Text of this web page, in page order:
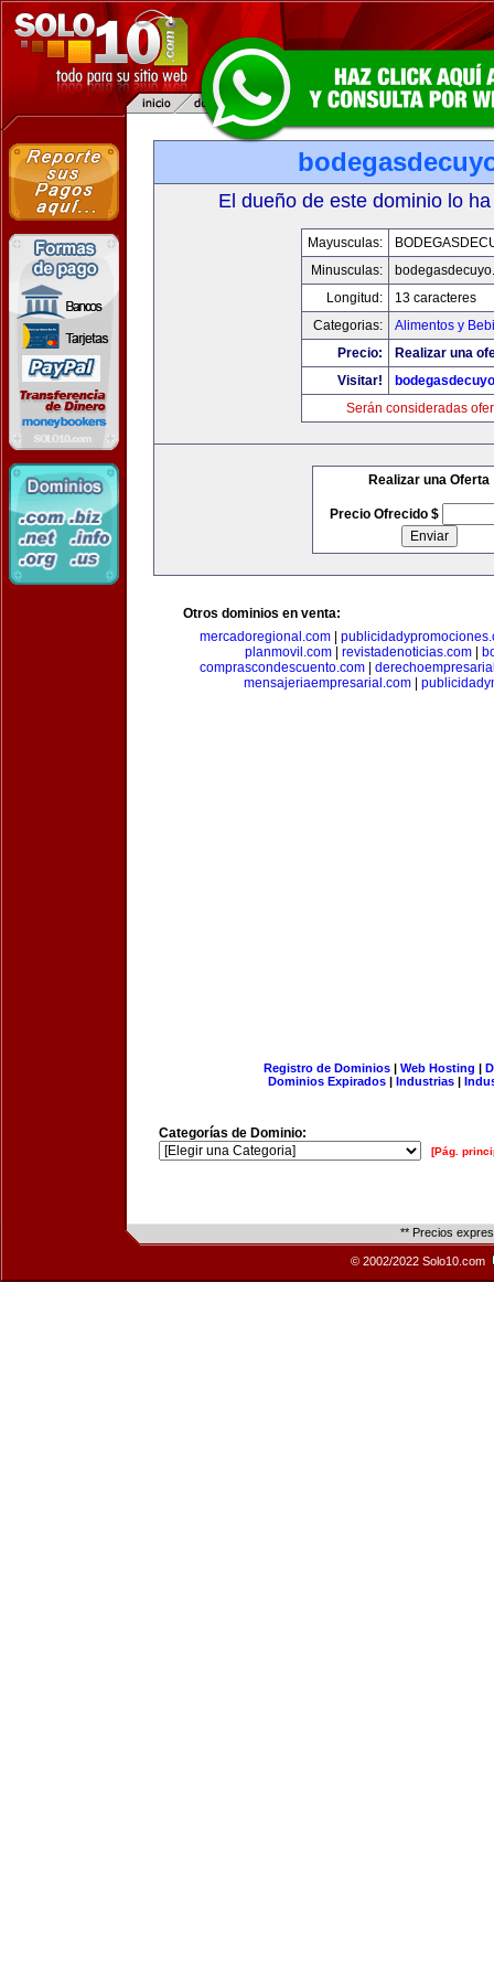
El dueño de este dominio lo
Mayusculas:
Minusculas:
Longitud:
13 caracteres
Categorias:
Alimentos y
Precio:
Realizar una
Visitar!
Serán consideradas
Realizar una Oferta
Precio Ofrecido $
Otros dominios en venta:
mercadoregional.com
planmovil.com| revistadenoticias.com|
comprascondescuento.com
mensajeriaempresarial.com|
Registro de Dominios| Web Hosting |
Dominios Expirados | Industrias |
Categorías de Dominio:
[Pág.
** Precios
© 2002/2022 Solo10.com